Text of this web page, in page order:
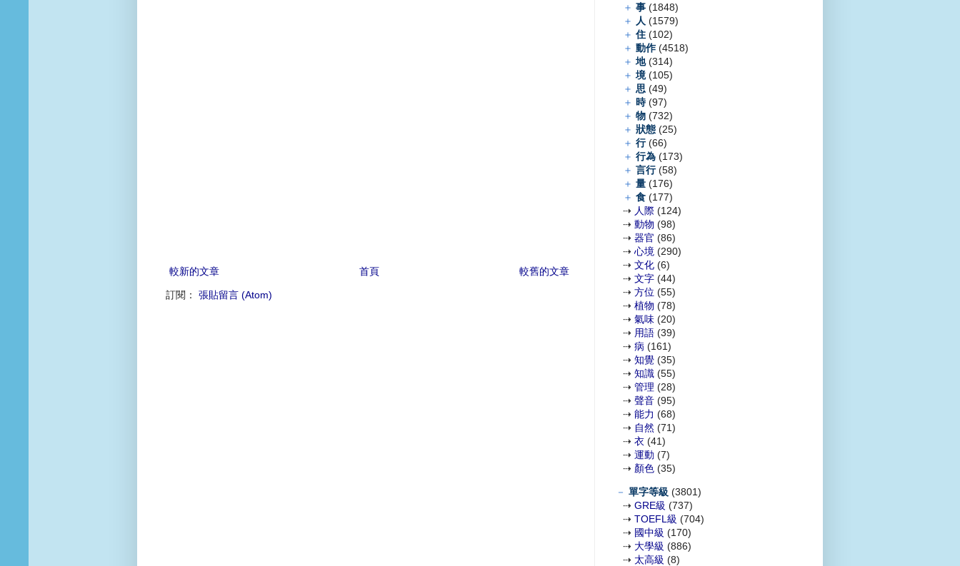
較新的文章 較舊的文章
首頁
訂閱： 張貼留言 (Atom)
＋ 事 (1848)
＋
人 (1579)
＋ 住 (102)
＋ 動作 (4518)
＋ 地 (314)
＋ 境 (105)
＋ 思 (49)
＋ 時 (97)
＋ 物 (732)
＋ 狀態 (25)
＋ 行 (66)
＋ 行為 (173)
＋ 言行 (58)
＋ 量 (176)
＋ 食 (177)
⇢ 人際 (124)
⇢ 動物 (98)
⇢ 器官 (86)
⇢ 心境 (290)
⇢ 文化 (6)
⇢ 文字 (44)
⇢ 方位 (55)
⇢ 植物 (78)
⇢ 氣味 (20)
⇢ 用語 (39)
⇢ 病 (161)
⇢ 知覺 (35)
⇢ 知識 (55)
⇢ 管理 (28)
⇢ 聲音 (95)
⇢ 能力 (68)
⇢ 自然 (71)
⇢ 衣 (41)
⇢ 運動 (7)
⇢ 顏色 (35)
－ 單字等級 (3801)
⇢ GRE級 (737)
⇢ TOEFL級 (704)
⇢ 國中級 (170)
⇢ 大學級 (886)
⇢ 太高級 (8)